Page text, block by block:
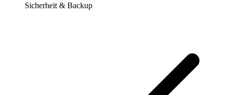
Sicherheit & Backup